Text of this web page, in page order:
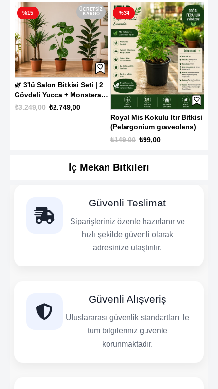
🌿 3'lü Salon Bitkisi Seti | 2
Gövdeli Yucca + Monstera
Deve Tabanı + Kauçuk
₺2.749,00
₺3.249,00
ÜCRETSIZ
KARGO
%15
Royal Mis Kokulu Itır Bitkisi
(Pelargonium graveolens)
₺99,00
₺149,00
%34
İç Mekan Bitkileri
Güvenli Teslimat
Siparişleriniz özenle hazırlanır ve
hızlı şekilde güvenli olarak
adresinize ulaştırılır.
Güvenli Alışveriş
Uluslararası güvenlik standartları ile
tüm bilgileriniz güvenle
korunmaktadır.